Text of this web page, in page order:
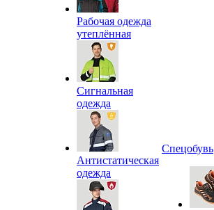
Рабочая одежда
утеплённая
Сигнальная
одежда
Антистатическая
одежда
Спецобувь